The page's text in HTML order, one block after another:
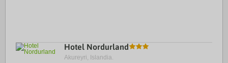
Hotel Nordurland
Akureyri, Islandia.